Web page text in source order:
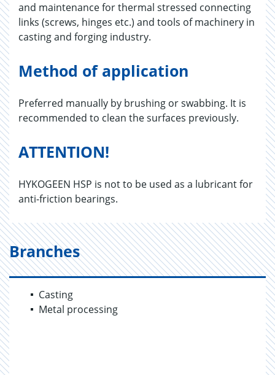
and maintenance for thermal stressed connecting
links (screws, hinges etc.) and tools of machinery in
casting and forging industry.
Method of application
Preferred manually by brushing or swabbing. It is
recommended to clean the surfaces previously.
ATTENTION!
HYKOGEEN HSP is not to be used as a lubricant for
anti-friction bearings.
Branches
Casting
Metal processing